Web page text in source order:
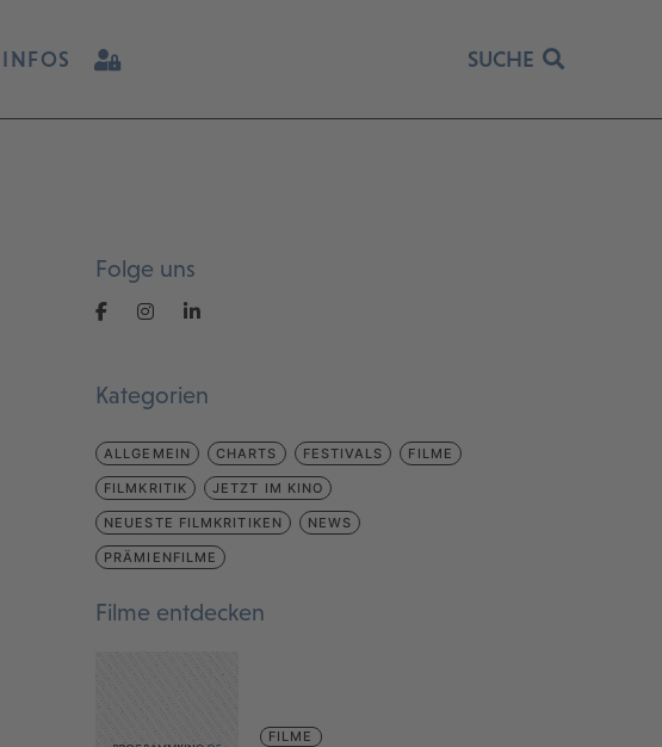
INFOS SUCHE
Folge uns
Kategorien
ALLGEMEIN CHARTS FESTIVALS FILME
FILMKRITIK JETZT IM KINO
NEUESTE FILMKRITIKEN NEWS
PRÄMIENFILME
Filme entdecken
FILME